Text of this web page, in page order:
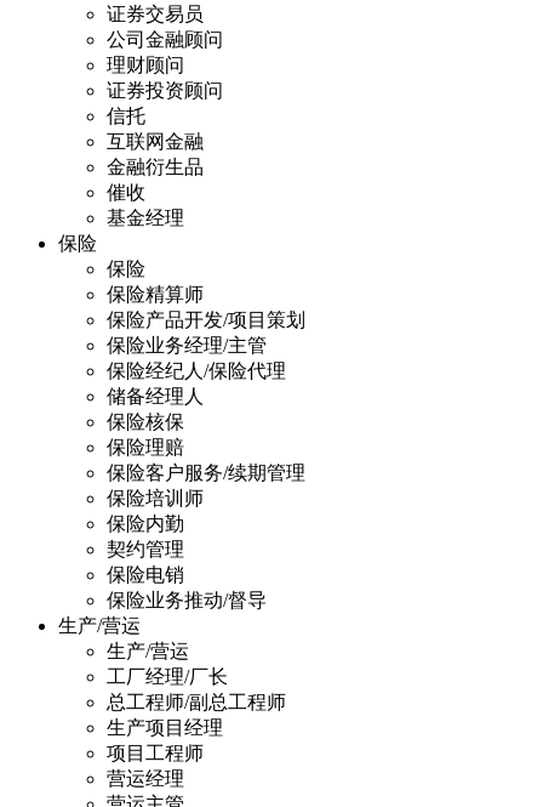
证券交易员
公司金融顾问
理财顾问
证券投资顾问
信托
互联网金融
金融衍生品
催收
基金经理
保险
保险
保险精算师
保险产品开发/项目策划
保险业务经理/主管
保险经纪人/保险代理
储备经理人
保险核保
保险理赔
保险客户服务/续期管理
保险培训师
保险内勤
契约管理
保险电销
保险业务推动/督导
生产/营运
生产/营运
工厂经理/厂长
总工程师/副总工程师
生产项目经理
项目工程师
营运经理